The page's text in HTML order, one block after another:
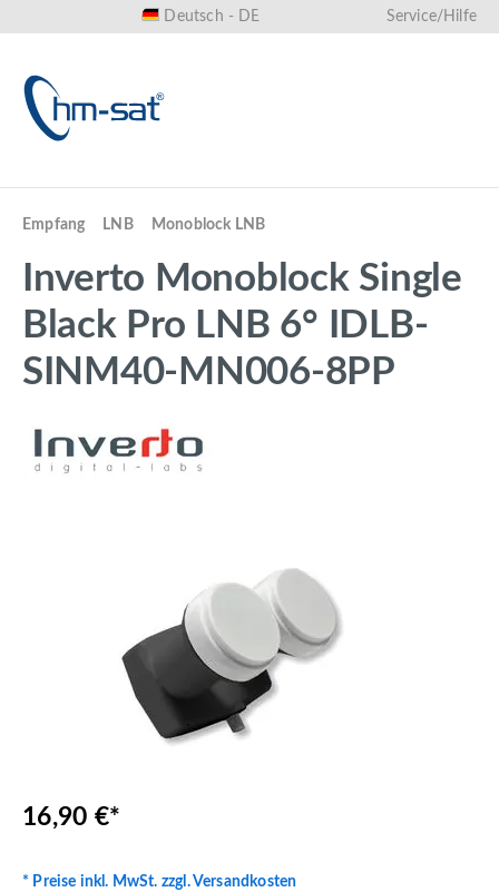
Deutsch - DE Service/Hilfe
Empfang LNB Monoblock LNB
Inverto Monoblock Single
Black Pro LNB 6° IDLB-
SINM40-MN006-8PP
16,90 €*
* Preise inkl. MwSt. zzgl. Versandkosten